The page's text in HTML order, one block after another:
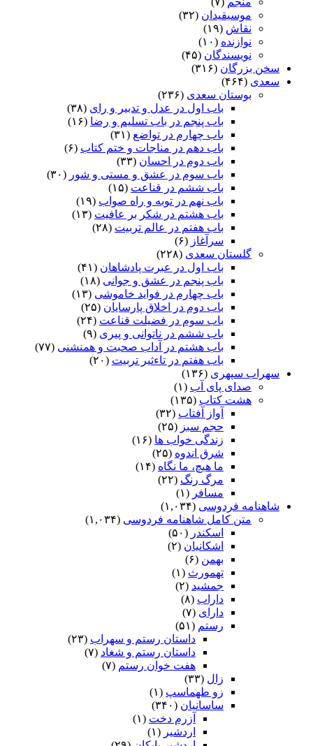
موسیقیدان (۳۲)
نقاش (۱۹)
نوازنده (۱۰)
نویسندگان (۴۵)
سخن بزرگان (۳۱۶)
سعدی (۴۶۴)
بوستان سعدی (۲۳۶)
باب اول در عدل و تدبیر و رای (۳۸)
باب پنجم در باب تسلیم و رضا (۱۶)
باب چهارم در تواضع (۳۱)
باب دهم در مناجات و ختم کتاب (۶)
باب دوم در احسان (۳۳)
باب سوم در عشق و مستی و شور (۳۰)
باب ششم در قناعت (۱۵)
باب نهم در توبه و راه صواب (۱۹)
باب هشتم در شکر بر عافیت (۱۳)
باب هفتم در عالم تربیت (۲۸)
سرآغاز (۶)
گلستان سعدی (۲۲۸)
باب اول در عبرت پادشاهان (۴۱)
باب پنجم در عشق و جوانى (۱۸)
باب چهارم در فواید خاموشى (۱۳)
باب دوم در اخلاق پارسایان (۲۵)
باب سوم در فضیلت قناعت (۲۴)
باب ششم در ناتوانى و پیرى (۹)
باب هشتم در آداب صحبت و همنشنى (۷۷)
باب هفتم در تاءثیر تربیت (۲۰)
سهراب سپهری (۱۳۶)
صدای پای آب (۱)
هشت کتاب (۱۳۵)
آواز آفتاب (۳۲)
حجم سبز (۲۵)
زندگی خواب ها (۱۶)
شرق اندوه (۲۵)
ما هیچ، ما نگاه (۱۴)
مرگ رنگ (۲۲)
مسافر (۱)
شاهنامه فردوسی (۱,۰۳۴)
متن کامل شاهنامه فردوسی (۱,۰۳۴)
اسکندر (۵۰)
اشکانیان (۲)
بهمن (۶)
تهمورث (۱)
جمشید (۲)
داراب (۸)
دارای (۷)
رستم (۵۱)
داستان رستم و سهراب (۲۳)
داستان رستم و شغاد (۷)
هفت خوان رستم‏ (۷)
زال (۳۳)
زو طهماسپ‏ (۱)
ساسانیان (۳۴۰)
آزرم دخت (۱)
اردشیر (۱)